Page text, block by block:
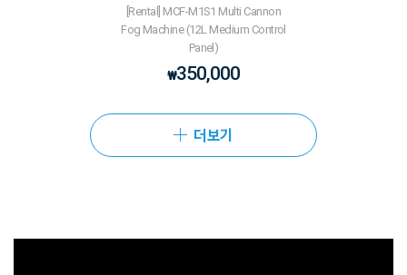
[Rental] MCF-M1S1 Multi Cannon
Fog Machine (12L Medium Control
Panel)
₩350,000
더보기